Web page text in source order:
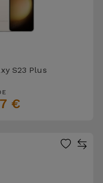
S23 Plus
€